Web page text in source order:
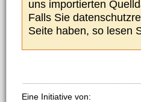
uns importierten
Falls Sie
Seite haben, so lesen
Eine Initiative von: